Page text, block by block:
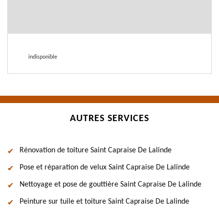
indisponible
AUTRES SERVICES
Rénovation de toiture Saint Capraise De Lalinde
Pose et réparation de velux Saint Capraise De Lalinde
Nettoyage et pose de gouttière Saint Capraise De Lalinde
Peinture sur tuile et toiture Saint Capraise De Lalinde